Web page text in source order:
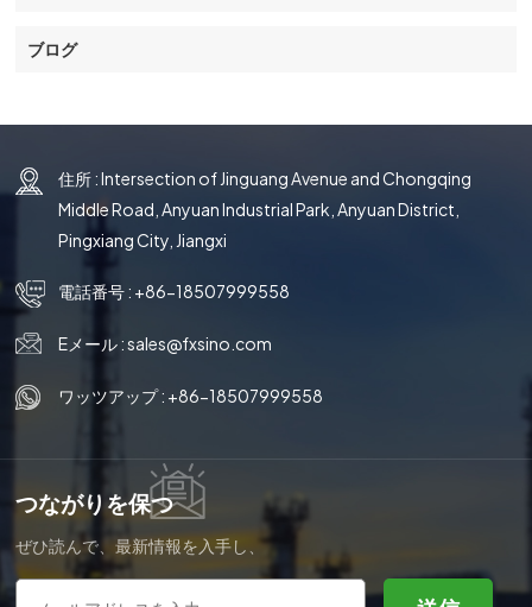
ブログ
住所 : Intersection of Jinguang Avenue and Chongqing
Middle Road, Anyuan Industrial Park, Anyuan District,
Pingxiang City, Jiangxi
電話番号 : +86-18507999558
Eメール :sales@fxsino.com
ワッツアップ : +86-18507999558
つながりを保つ
ぜひ読んで、最新情報を入手し、
購読してください。ご意見をお聞
かせください。